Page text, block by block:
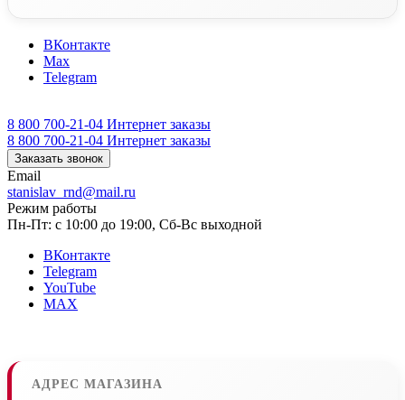
ВКонтакте
Max
Telegram
8 800 700-21-04 Интернет заказы
8 800 700-21-04 Интернет заказы
Заказать звонок
Email
stanislav_rnd@mail.ru
Режим работы
Пн-Пт: с 10:00 до 19:00, Сб-Вс выходной
ВКонтакте
Telegram
YouTube
MAX
АДРЕС МАГАЗИНА